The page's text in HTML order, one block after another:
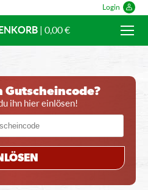
Login
| 0,00 €
Gutscheincode?
ihn hier einlösen!